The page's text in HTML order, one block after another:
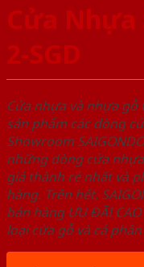
Cửa Nhựa
2-SGD
Cửa nhựa và nhựa gỗ
sản phẩm các dòng
Showroom
những dòng cửa
giá thành rẻ nhất và
hàng. Trên hết,
bán hàng ƯU ĐÃI
loại cửa gỗ và cả